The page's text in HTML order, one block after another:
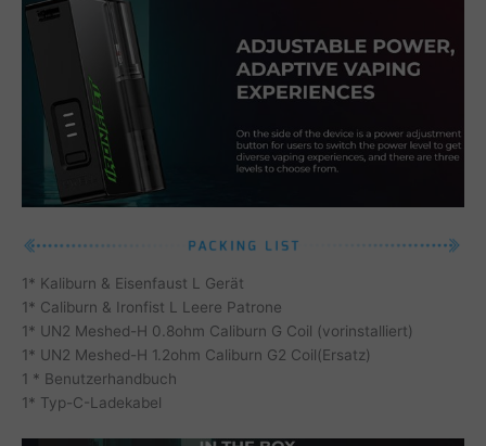
1* Kaliburn & Eisenfaust L Gerät
1* Caliburn & Ironfist L Leere Patrone
1* UN2 Meshed-H 0.8ohm Caliburn G Coil (vorinstalliert)
1* UN2 Meshed-H 1.2ohm Caliburn G2 Coil(Ersatz)
1 * Benutzerhandbuch
1* Typ-C-Ladekabel